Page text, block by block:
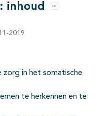
inhoud Opties
2019
in het somatische
te herkennen en te